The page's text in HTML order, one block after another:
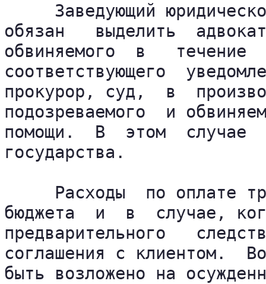
Заведующий
обязан   выделить
обвиняемого  в   течение
соответствующего
прокурор, суд,  в
подозреваемого  и
помощи.  В  этом  случае
государства.
Расходы  по оплате
бюджета  и  в  случае,
предварительного
соглашения с клиентом.
быть возложено на